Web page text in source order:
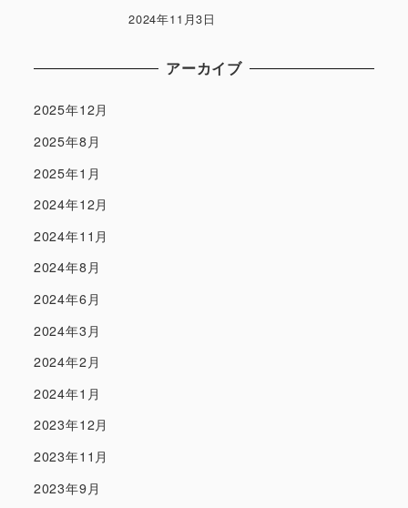
2024年11月3日
アーカイブ
2025年12月
2025年8月
2025年1月
2024年12月
2024年11月
2024年8月
2024年6月
2024年3月
2024年2月
2024年1月
2023年12月
2023年11月
2023年9月